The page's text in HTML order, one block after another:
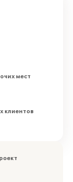
мест
клиентов